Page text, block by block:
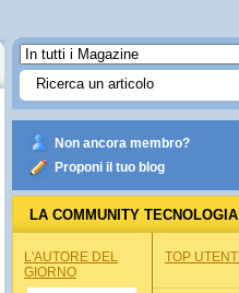
Non ancora membro?
Proponi il tuo blog
LA COMMUNITY TECNOLOGIA
L'AUTORE DEL
GIORNO
TOP UTENTI